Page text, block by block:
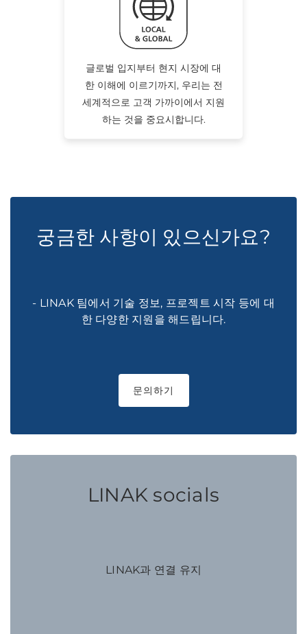
글로벌 입지부터 현지 시장에 대
한 이해에 이르기까지, 우리는 전
세계적으로 고객 가까이에서 지원
하는 것을 중요시합니다.
궁금한 사항이 있으신가요?
- LINAK 팀에서 기술 정보, 프로젝트 시작 등에 대
한 다양한 지원을 해드립니다.
문의하기
LINAK socials
LINAK과 연결 유지